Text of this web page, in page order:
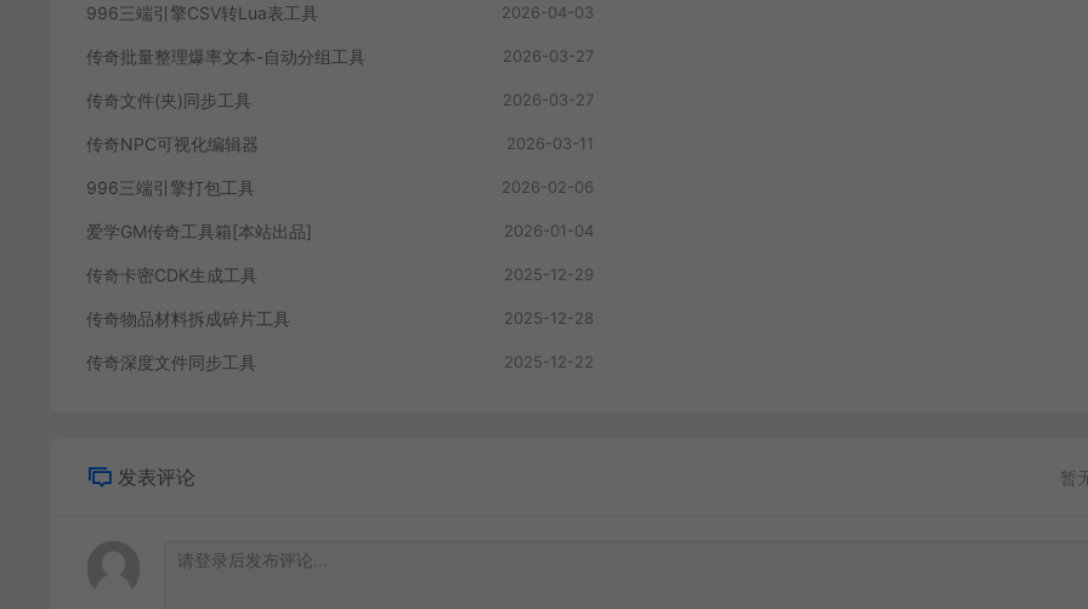
996三端引擎CSV转Lua表工具 2026-04-03
传奇批量整理爆率文本-自动分组工具 2026-03-27
传奇文件(夹)同步工具 2026-03-27
传奇NPC可视化编辑器 2026-03-11
996三端引擎打包工具 2026-02-06
爱学GM传奇工具箱[本站出品] 2026-01-04
传奇卡密CDK生成工具 2025-12-29
传奇物品材料拆成碎片工具 2025-12-28
传奇深度文件同步工具 2025-12-22
发表评论 暂